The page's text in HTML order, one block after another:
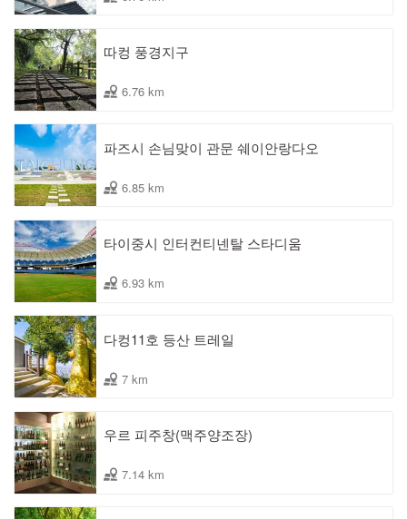
따컹 풍경지구
6.76 km
파즈시 손님맞이 관문 쉐이안랑다오
6.85 km
타이중시 인터컨티넨탈 스타디움
6.93 km
다컹11호 등산 트레일
7 km
우르 피주창(맥주양조장)
7.14 km